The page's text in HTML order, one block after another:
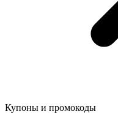
Купоны и промокоды